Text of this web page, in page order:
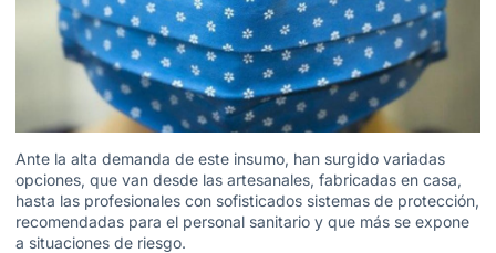
Ante la alta demanda de este insumo, han surgido variadas
opciones, que van desde las artesanales, fabricadas en casa,
hasta las profesionales con sofisticados sistemas de protección,
recomendadas para el personal sanitario y que más se expone
a situaciones de riesgo.